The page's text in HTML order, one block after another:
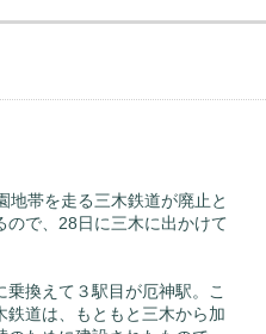
地帯を走る三木鉄道が廃止と
ので、28日に三木に出かけて
換えて３駅目が厄神駅。こ
鉄道は、もともと三木から加